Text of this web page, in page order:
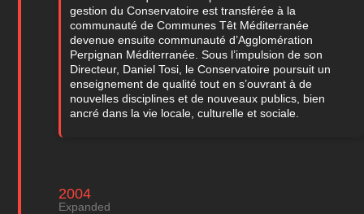
gestion du Conservatoire est transférée à la
communauté de Communes Têt Méditerranée
devenue ensuite communauté d’Agglomération
Perpignan Méditerranée. Sous l’impulsion de son
Directeur, Daniel Tosi, le Conservatoire poursuit un
enseignement de qualité tout en s’ouvrant à de
nouvelles disciplines et de nouveaux publics, bien
ancré dans la vie locale, culturelle et sociale.
2004
Expanded